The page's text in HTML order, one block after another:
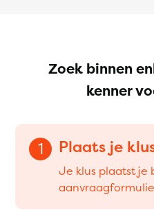
Zoek binnen
kenner
1 Plaats je
Je klus plaatst je